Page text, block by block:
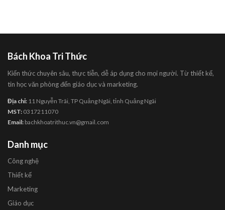
Bách Khoa Tri Thức
Kiến thức chuyên sâu, thực tiễn, dễ áp dụng cho mọi người. Từ thiết kế,
tin học văn phòng đến giáo dục và marketing.
Địa chỉ: 11 Nguyễn Trãi, TP Quảng Ngãi, tỉnh Quảng Ngãi
MST: 0317211070
Email: bachkhoatrithuc.vn@gmail.com
Danh mục
Công nghệ
Thiết kế
Marketing
Giáo dục